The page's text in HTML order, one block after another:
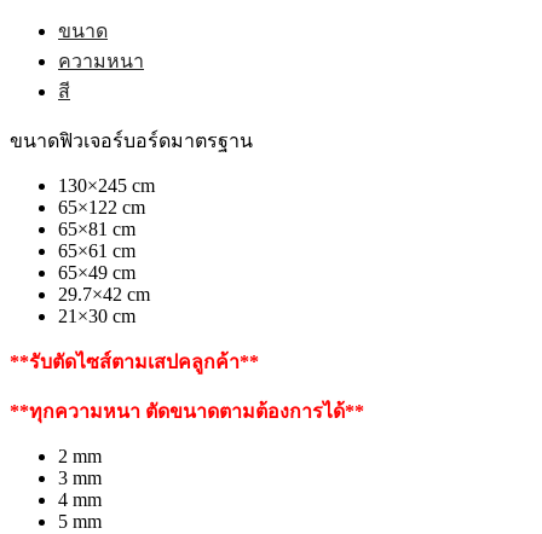
ขนาด
ความหนา
สี
ขนาดฟิวเจอร์บอร์ดมาตรฐาน
130×245 cm
65×122 cm
65×81 cm
65×61 cm
65×49 cm
29.7×42 cm
21×30 cm
**รับตัดไซส์ตามเสปคลูกค้า**
**ทุกความหนา ตัดขนาดตามต้องการได้**
2 mm
3 mm
4 mm
5 mm